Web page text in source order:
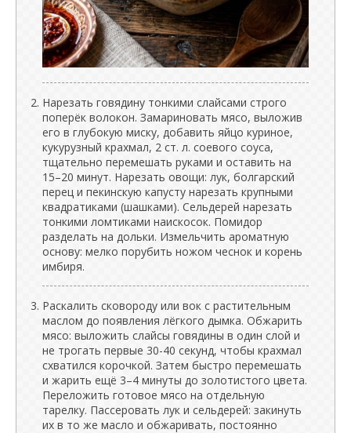
Нарезать говядину тонкими слайсами строго
поперёк волокон. Замариновать мясо, выложив
его в глубокую миску, добавить яйцо куриное,
кукурузный крахмал, 2 ст. л. соевого соуса,
тщательно перемешать руками и оставить на
15–20 минут. Нарезать овощи: лук, болгарский
перец и пекинскую капусту нарезать крупными
квадратиками (шашками). Сельдерей нарезать
тонкими ломтиками наискосок. Помидор
разделать на дольки. Измельчить ароматную
основу: мелко порубить ножом чеснок и корень
имбиря.
Раскалить сковороду или вок с растительным
маслом до появления лёгкого дымка. Обжарить
мясо: выложить слайсы говядины в один слой и
не трогать первые 30-40 секунд, чтобы крахмал
схватился корочкой. Затем быстро перемешать
и жарить ещё 3–4 минуты до золотистого цвета.
Переложить готовое мясо на отдельную
тарелку. Пассеровать лук и сельдерей: закинуть
их в то же масло и обжаривать, постоянно